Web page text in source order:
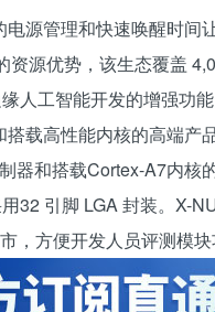
源管理和快速唤醒时间
源优势，该生态覆盖
人工智能开发的增强功
载高性能内核的高端产
和搭载Cortex-A7内核
32 引脚 LGA 封装。X-
方便开发人员评测模块